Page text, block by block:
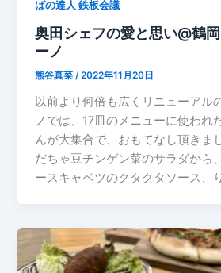
ばの達人 鉄板会議
奥田シェフの愛と思い@鶴
ーノ
熊谷真菜 /2022年11月20日
以前より何倍も広くリニューアル
ノでは、17皿のメニューに使われ
んが大集合で、おもてなし頂き
だちゃ豆チンゲン菜のサラダから
ースキャベツのクタクタソース、